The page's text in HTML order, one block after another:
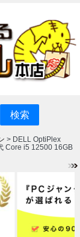
> DELL OptiPlex
Core i5 12500 16GB